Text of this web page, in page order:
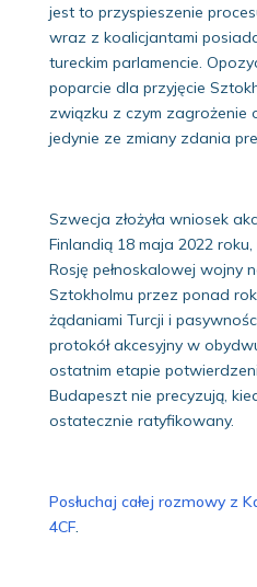
jest to przyspieszenie
wraz z koalicjantami
tureckim parlamencie.
poparcie dla przyjęcie
związku z czym zagrożenie
jedynie ze zmiany zdania
Szwecja złożyła wniosek
Finlandią 18 maja 2022
Rosję pełnoskalowej wojny
Sztokholmu przez ponad
żądaniami Turcji i
protokół akcesyjny w
ostatnim etapie
Budapeszt nie precyzują,
ostatecznie ratyfikowany.
Posłuchaj całej rozmowy z
4CF.